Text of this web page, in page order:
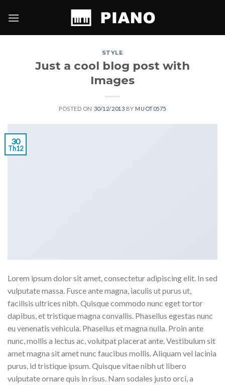
STYLE
Just a cool blog post with
Images
POSTED ON 30/12/2013 BY MUOT0575
30
Th12
Lorem ipsum dolor sit amet, consectetur adipiscing elit. In sed
vulputate massa. Fusce ante magna, iaculis ut purus ut,
facilisis ultrices nibh. Quisque commodo nunc eget tortor
dapibus, et tristique magna convallis. Phasellus egestas nunc
eu venenatis vehicula. Phasellus et magna nulla. Proin ante
nunc, mollis a lectus ac, volutpat placerat ante. Vestibulum sit
amet magna sit amet nunc faucibus mollis. Aliquam vel lacinia
purus, id tristique ipsum. Quisque vitae nibh ut libero
vulputate ornare quis in risus. Nam sodales justo orci, a